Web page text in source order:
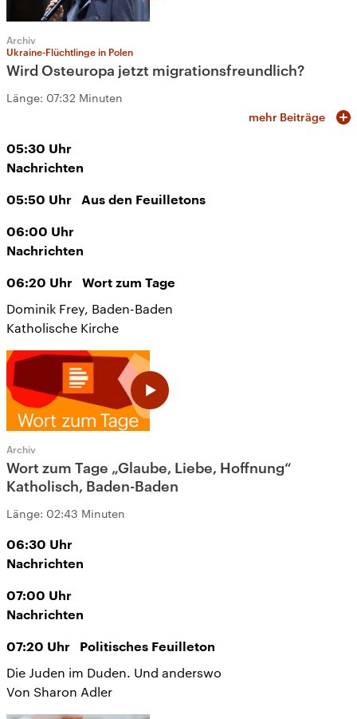
Archiv
Ukraine-Flüchtlinge in Polen
Wird Osteuropa jetzt migrationsfreundlich?
Länge: 07:32 Minuten
mehr Beiträge
05:30 Uhr
Nachrichten
05:50 Uhr Aus den Feuilletons
06:00 Uhr
Nachrichten
06:20 Uhr Wort zum Tage
Dominik Frey, Baden-Baden
Katholische Kirche
Archiv
Wort zum Tage „Glaube, Liebe, Hoffnung“
Katholisch, Baden-Baden
Länge: 02:43 Minuten
06:30 Uhr
Nachrichten
07:00 Uhr
Nachrichten
07:20 Uhr Politisches Feuilleton
Die Juden im Duden. Und anderswo
Von Sharon Adler